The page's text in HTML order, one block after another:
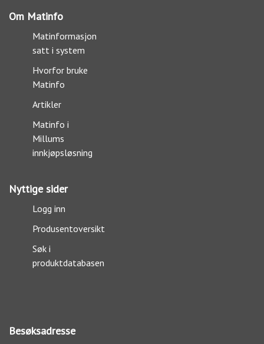
Om Matinfo
Matinformasjon
satt i system
Hvorfor bruke
Matinfo
Artikler
Matinfo i
Millums
innkjøpsløsning
Nyttige sider
Logg inn
Produsentoversikt
Søk i
produktdatabasen
Besøksadresse